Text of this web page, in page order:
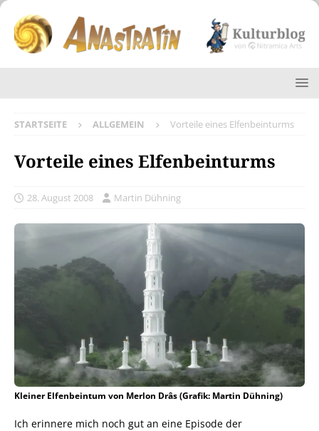
STARTSEITE ALLGEMEIN Vorteile eines Elfenbeinturms
Vorteile eines Elfenbeinturms
28. August 2008 Martin Dühning
Kleiner Elfenbeintum von Merlon Drâs (Grafik: Martin Dühning)
Ich erinnere mich noch gut an eine Episode der